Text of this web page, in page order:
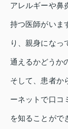
アレルギーや鼻
持つ医師がいま
り、親身になっ
通えるかどうか
そして、患者か
ーネットで口コ
を知ることがで